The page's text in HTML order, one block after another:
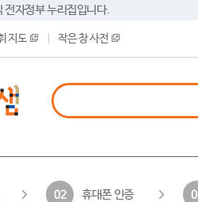
전자정부 누리집입니다.
지도 작은 창 사전
02 휴대폰 인증